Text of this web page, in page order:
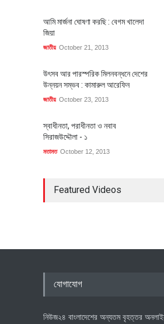
আমি মার্জনা ঘোষণা করছি : বেগম খালেদা
জিয়া
জাতীয় October 21, 2013
উৎসব আর পারস্পরিক মিলনবন্ধনে দেশের
উন্নয়ন সম্ভব : কামারুল আরেফিন
জাতীয় October 23, 2013
স্বাধীনতা, পরাধীনতা ও নবাব
সিরাজউদ্দৌলা - ১
মতামত October 12, 2013
Featured Videos
যোগাযোগ
নিউজ২৪ বাংলাদেশের অন্যতম বৃহত্তর